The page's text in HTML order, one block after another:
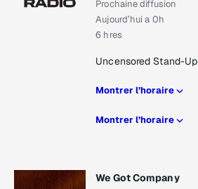
Prochaine diffusion
Aujourd’hui a 0h
6 hres
Uncensored Stand-Up
Montrer l’horaire
Montrer l’horaire
We Got Company